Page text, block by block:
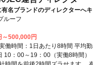
有名ブランドのディレクターへ
ルーフ
～500,000円
働時間：1日あたり8時間 平均
10：00～19：00（実働8時間）